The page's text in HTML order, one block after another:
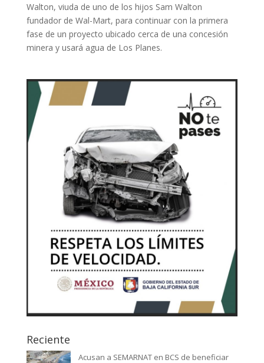
Walton, viuda de uno de los hijos Sam Walton
fundador de Wal-Mart, para continuar con la primera
fase de un proyecto ubicado cerca de una concesión
minera y usará agua de Los Planes.
Reciente
Acusan a SEMARNAT en BCS de beneficiar